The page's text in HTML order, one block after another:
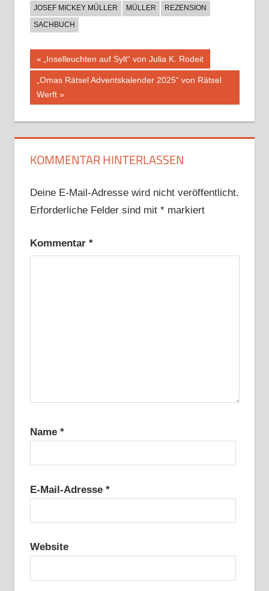
JOSEF MICKEY MÜLLER
MÜLLER
REZENSION
SACHBUCH
Beitragsnavigation
Vorheriger
Beitrag:
„Inselleuchten auf Sylt“ von Julia K. Rodeit
Nächster
Beitrag:
„Omas Rätsel Adventskalender 2025“ von Rätsel
Werft
KOMMENTAR HINTERLASSEN
Deine E-Mail-Adresse wird nicht veröffentlicht.
Erforderliche Felder sind mit *markiert
Kommentar *
Name *
E-Mail-Adresse *
Website